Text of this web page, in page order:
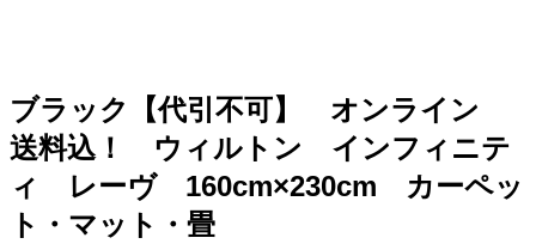
ブラック【代引不可】 オンライン
送料込！ ウィルトン インフィニテ
ィ レーヴ 160cm×230cm カーペッ
ト・マット・畳